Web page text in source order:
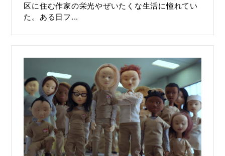
区に住む作家の栄光やぜいたくな生活に憧れてい
た。ある日フ...